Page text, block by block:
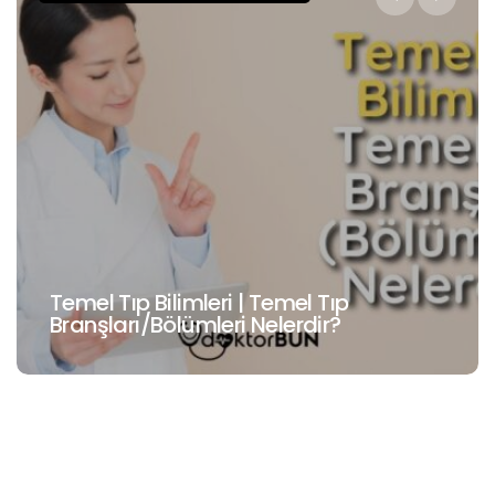
Temel Tıp Bilimleri | Temel Tıp
Branşları/Bölümleri Nelerdir?